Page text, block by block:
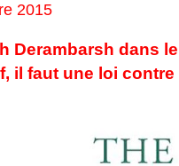
2015
Derambarsh dans
il faut une loi